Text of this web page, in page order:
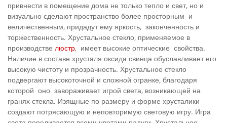
привнести в помещение дома не только тепло и свет, но и
визуально сделают пространство более просторным и
величественным, придадут ему яркость, законченность и
торжественность. Хрустальное стекло, применяемое в
производстве люстр, имеет высокие оптические свойства.
Наличие в составе хрусталя оксида свинца обуславливает его
высокую чистоту и прозрачность. Хрустальное стекло
подвергают высокоточной и сложной огранке, благодаря
которой оно завораживает игрой света, возникающей на
гранях стекла. Изящные по размеру и форме хрусталики
создают потрясающую и неповторимую световую игру. Игра